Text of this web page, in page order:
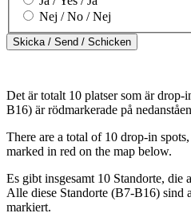
Nej / No / Nej
Det är totalt 10 platser som är drop-
B16) är rödmarkerade på
There are a total of 10 drop-in
marked in red on the map below.
Es gibt insgesamt 10 Standorte, die
Alle diese Standorte (B7-B16) sind
markiert.